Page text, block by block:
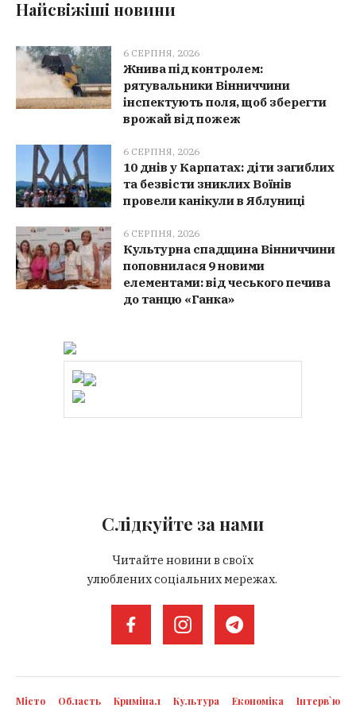
Найсвіжіші новини
6 СЕРПНЯ, 2026
Жнива під контролем:
рятувальники Вінниччини
інспектують поля, щоб зберегти
врожай від пожеж
6 СЕРПНЯ, 2026
10 днів у Карпатах: діти загиблих
та безвісти зниклих Воїнів
провели канікули в Яблуниці
6 СЕРПНЯ, 2026
Культурна спадщина Вінниччини
поповнилася 9 новими
елементами: від чеського печива
до танцю «Ганка»
Слідкуйте за нами
Читайте новини в своїх
улюблених соціальних мережах.
Місто Область Кримінал Культура Економіка Інтерв`ю